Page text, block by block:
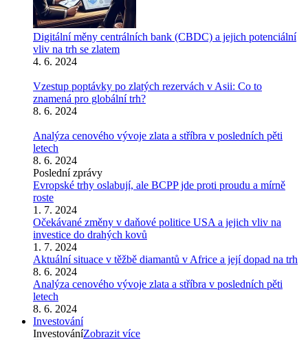
Digitální měny centrálních bank (CBDC) a jejich potenciální
vliv na trh se zlatem
4. 6. 2024
Vzestup poptávky po zlatých rezervách v Asii: Co to
znamená pro globální trh?
8. 6. 2024
Analýza cenového vývoje zlata a stříbra v posledních pěti
letech
8. 6. 2024
Poslední zprávy
Evropské trhy oslabují, ale BCPP jde proti proudu a mírně
roste
1. 7. 2024
Očekávané změny v daňové politice USA a jejich vliv na
investice do drahých kovů
1. 7. 2024
Aktuální situace v těžbě diamantů v Africe a její dopad na trh
8. 6. 2024
Analýza cenového vývoje zlata a stříbra v posledních pěti
letech
8. 6. 2024
Investování
InvestováníZobrazit více